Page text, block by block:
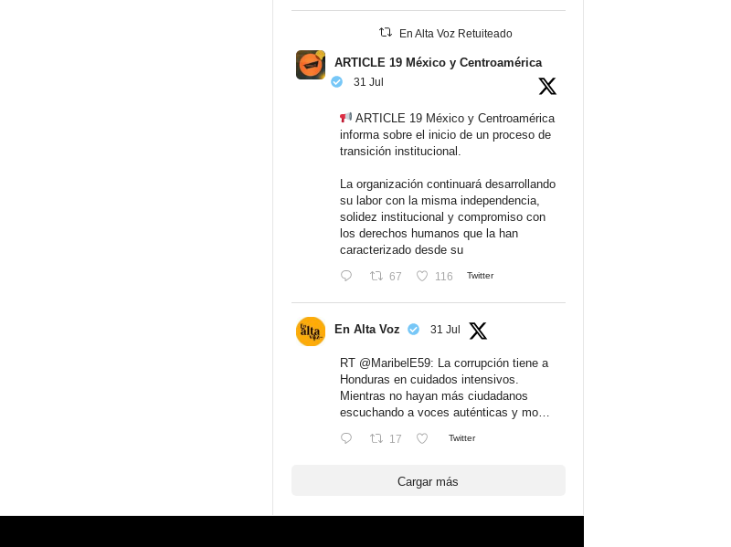
En Alta Voz Retuiteado
ARTICLE 19 México y Centroamérica
31 Jul
ARTICLE 19 México y Centroamérica
informa sobre el inicio de un proceso de
transición institucional.
La organización continuará desarrollando
su labor con la misma independencia,
solidez institucional y compromiso con
los derechos humanos que la han
caracterizado desde su
67 116 Twitter
En Alta Voz 31 Jul
RT @MaribelE59: La corrupción tiene a
Honduras en cuidados intensivos.
Mientras no hayan más ciudadanos
escuchando a voces auténticas y mo…
17 Twitter
Cargar más